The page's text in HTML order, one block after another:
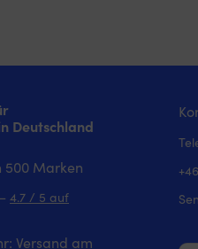
Deutschland
500 Marken
4.7 / 5 auf
Versand am